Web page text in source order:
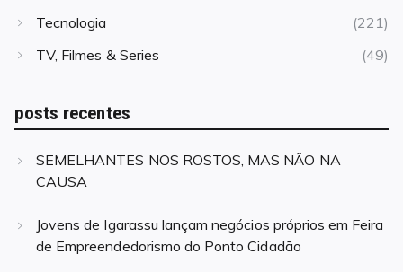
Tecnologia
(221)
TV, Filmes & Series
(49)
posts recentes
SEMELHANTES NOS ROSTOS, MAS NÃO NA
CAUSA
Jovens de Igarassu lançam negócios próprios em Feira
de Empreendedorismo do Ponto Cidadão